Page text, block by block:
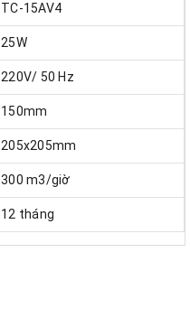
TC-15AV4
25W
220V/ 50 Hz
150mm
205x205mm
300 m3/giờ
12 tháng